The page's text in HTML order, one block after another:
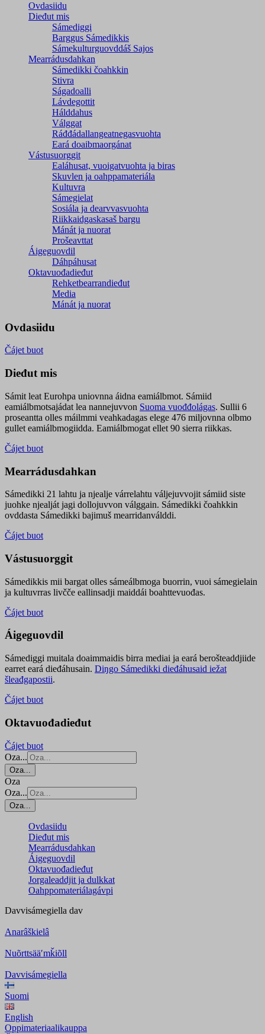
Ovdasiidu
Dieđut mis
Sámediggi
Barggus Sámedikkis
Sámekulturguovddáš Sajos
Mearrádusdahkan
Sámedikki čoahkkin
Stivra
Ságadoalli
Lávdegottit
Hálddahus
Válggat
Ráđđádallangeatnegas­vuohta
Eará doaibmaorgánat
Vástusuorggit
Ealáhusat, vuoigatvuohta ja biras
Skuvlen ja oahppamateriála
Kultuvra
Sámegielat
Sosiála ja dearvvasvuohta
Riikkaidgaskasaš bargu
Mánát ja nuorat
Prošeavttat
Áigeguovdil
Dáhpáhusat
Oktavuođadieđut
Rehketbearrandieđut
Media
Mánát ja nuorat
Ovdasiidu
Čájet buot
Dieđut mis
Sámit leat Eurohpa uniovnna áidna eamiálbmot. Sámiid
eamiálbmotsajádat lea nannejuvvon Suoma vuođđolágas. Sullii 6
proseantta olles máilmmi veahkadagas elege 476 miljovnna olbmo
gullet eamiálbmogiidda. Eamiálbmogat ellet 90 sierra riikkas.
Čájet buot
Mearrádusdahkan
Sámedikki 21 lahtu ja njealje várrelahtu váljejuvvojit sámiid siste
juohke njealját jagi dollojuvvon válggain. Sámedikki čoahkkin
ovddasta Sámedikki bajimuš mearridanválddi.
Čájet buot
Vástusuorggit
Sámedikkis mii bargat olles sámeálbmoga buorrin, vuoi sámegielain
ja kultuvrras livčče eallinsadji maiddái boahttevuođas.
Čájet buot
Áigeguovdil
Sámediggi muitala doaimmaidis birra mediai ja eará berošteaddjiide
earret eará dieđáhusain. Diŋgo Sámedikki dieđáhusaid iežat
šleađgapostii.
Čájet buot
Oktavuođadieđut
Čájet buot
Oza...
Oza...
Oza
Oza...
Oza...
Ovdasiidu
Dieđut mis
Mearrádusdahkan
Áigeguovdil
Oktavuođadieđut
Jorgaleaddjit ja dulkkat
Oahppomateriálagávpi
Davvisámegiella dav
Anarâškielâ
Nuõrttsääʹmǩiõll
Davvisámegiella
Suomi
English
Oppimateriaalikauppa